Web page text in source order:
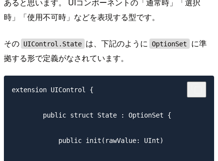
あると思います。 UIコンポーネントの「通常時」「選択
時」「使用不可時」などを表現する型です。
その UIControl.State は、下記のように OptionSet
に準
拠する形で定義がなされています。
extension UIControl {